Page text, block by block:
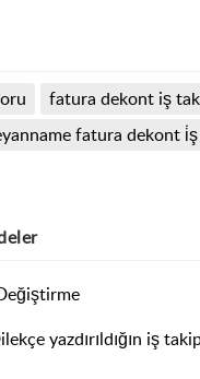
fatura dekont iş
fatura dekont
yazdırıldığın iş